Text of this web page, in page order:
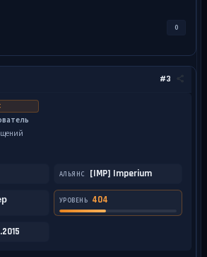
0
#3
АЛЬЯНС [IMP] Imperium
УРОВЕНЬ 404